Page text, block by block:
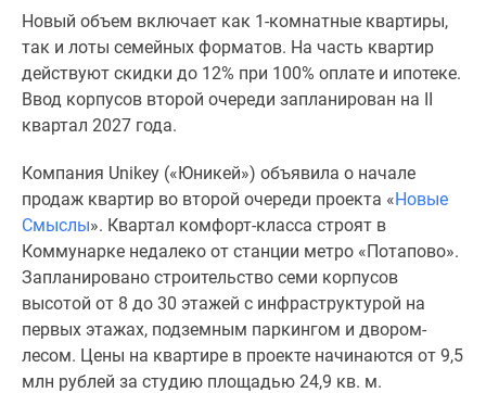
Студии
комнатные
комнатные
комнатные
Квартиры
карте
Ипотечный
калькулятор
Семейная
Новый объем включает как 1-комнатные квартиры,
так и лоты семейных форматов. На часть квартир
действуют скидки до 12% при 100% оплате и ипотеке.
Ввод корпусов второй очереди запланирован на II
квартал 2027 года.
Компания Unikey («Юникей») объявила о начале
продаж квартир во второй очереди проекта «Новые
Смыслы». Квартал комфорт-класса строят в
Коммунарке недалеко от станции метро «Потапово».
Запланировано строительство семи корпусов
высотой от 8 до 30 этажей с инфраструктурой на
первых этажах, подземным паркингом и двором-
лесом. Цены на квартире в проекте начинаются от 9,5
млн рублей за студию площадью 24,9 кв. м.